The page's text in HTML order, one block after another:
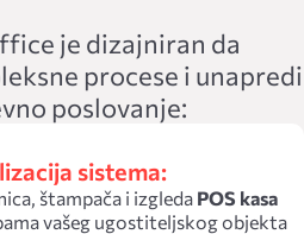
procese i unapredi
poslovanje:
sistema:
štampača i izgleda POS kasa
vašeg ugostiteljskog objekta